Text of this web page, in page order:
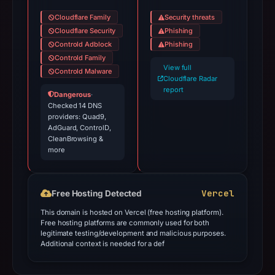
Cloudflare Family
Cloudflare Security
Controld Adblock
Controld Family
Controld Malware
Dangerous·
Checked 14 DNS
providers: Quad9,
AdGuard, ControlD,
CleanBrowsing &
more
Security threats
Phishing
Phishing
View full
Cloudflare Radar
report
Free Hosting Detected Vercel
This domain is hosted on Vercel (free hosting platform).
Free hosting platforms are commonly used for both
legitimate testing/development and malicious purposes.
Additional context is needed for a def